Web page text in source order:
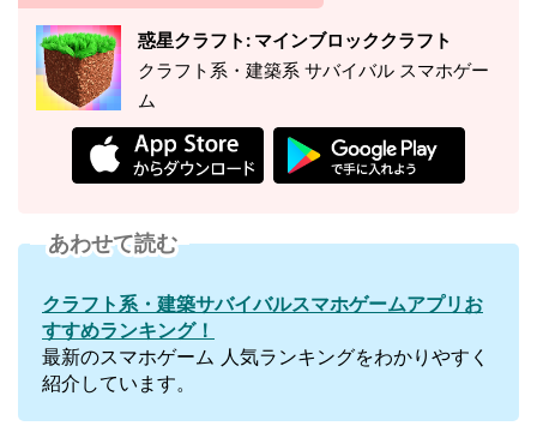
惑星クラフト: マインブロッククラフト
クラフト系・建築系 サバイバル スマホゲー
ム
あわせて読む
クラフト系・建築サバイバルスマホゲームアプリお
すすめランキング！
最新のスマホゲーム 人気ランキングをわかりやすく
紹介しています。